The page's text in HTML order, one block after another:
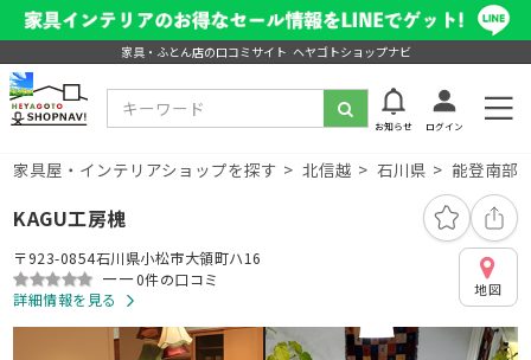
家具・ふとん店の口コミサイト ヘヤゴトショップナビ
お知らせ ログイン
家具屋・インテリアショップを探す 北信越 石川県 能登南部
KAGU工房槐
〒923-0854石川県小松市大領町ハ16
ーー0件の口コミ
詳細情報を見る
地図